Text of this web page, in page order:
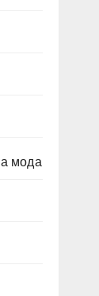
мода